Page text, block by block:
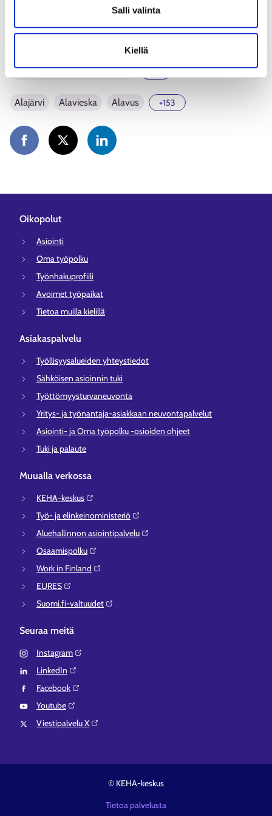
Salli valinta
Kiellä
Espoo-Kauniainen työllisyysalue
Eteläisen Keski-Suomen työllisyysalue
Etelä-Karjalan työllisyysalue
+22
Alajärvi Alavieska Alavus +153
Oikopolut
Asiointi
Oma työpolku
Työnhakuprofiili
Avoimet työpaikat
Tietoa muilla kielillä
Asiakaspalvelu
Työllisyysalueiden yhteystiedot
Sähköisen asioinnin tuki
Työttömyysturvaneuvonta
Yritys- ja työnantaja-asiakkaan neuvontapalvelut
Asiointi- ja Oma työpolku -osioiden ohjeet
Tuki ja palaute
Muualla verkossa
KEHA-keskus⁠
Työ- ja elinkeinoministeriö⁠
Aluehallinnon asiointipalvelu⁠
Osaamispolku⁠
Work in Finland⁠
EURES⁠
Suomi.fi-valtuudet⁠
Seuraa meitä
Instagram⁠
LinkedIn⁠
Facebook⁠
Youtube⁠
Viestipalvelu X⁠
© KEHA-keskus
Tietoa palvelusta